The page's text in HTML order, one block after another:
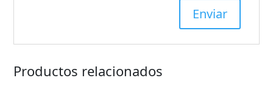
Productos relacionados